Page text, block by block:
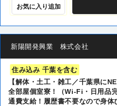
お気に入り追加
新陽開発興業 株式会社
住み込み 千葉を含む
【解体・土工・雑工／千葉県に
全部屋個室寮！（Wi-Fi・日用品
通費支給！履歴書不要なので身体